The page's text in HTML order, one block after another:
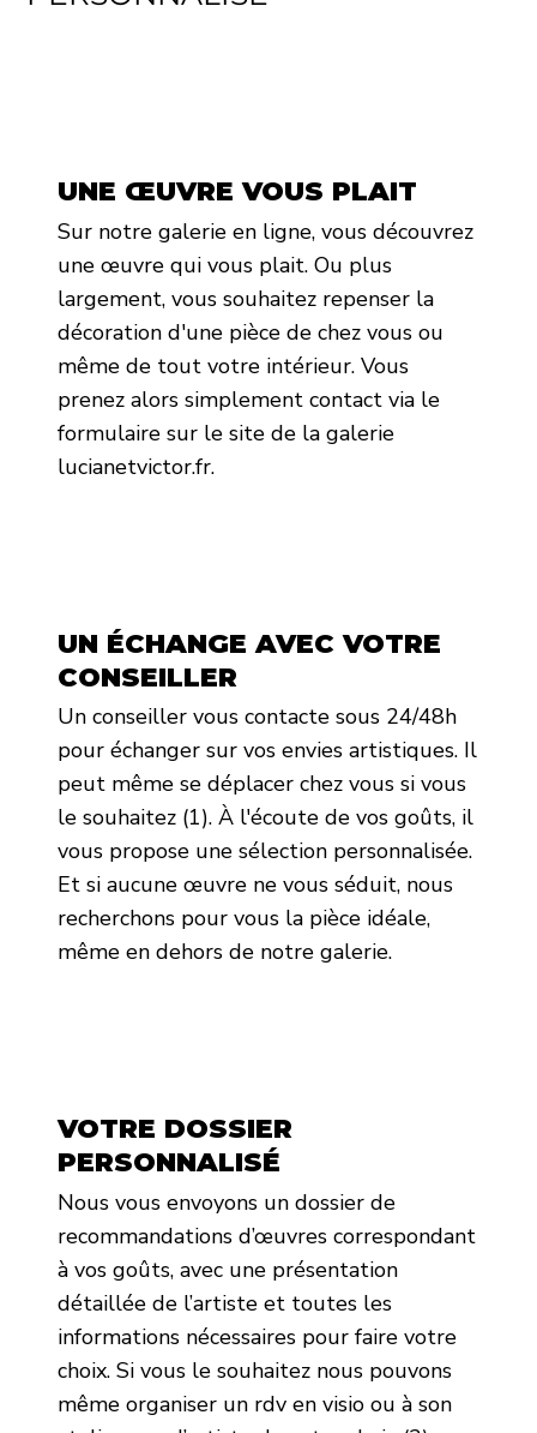
UNE ŒUVRE VOUS PLAIT
Sur notre galerie en ligne, vous découvrez
une œuvre qui vous plait. Ou plus
largement, vous souhaitez repenser la
décoration d'une pièce de chez vous ou
même de tout votre intérieur. Vous
prenez alors simplement contact via le
formulaire sur le site de la galerie
lucianetvictor.fr.
UN ÉCHANGE AVEC VOTRE
CONSEILLER
Un conseiller vous contacte sous 24/48h
pour échanger sur vos envies artistiques. Il
peut même se déplacer chez vous si vous
le souhaitez (1). À l'écoute de vos goûts, il
vous propose une sélection personnalisée.
Et si aucune œuvre ne vous séduit, nous
recherchons pour vous la pièce idéale,
même en dehors de notre galerie.
VOTRE DOSSIER
PERSONNALISÉ
Nous vous envoyons un dossier de
recommandations d’œuvres correspondant
à vos goûts, avec une présentation
détaillée de l’artiste et toutes les
informations nécessaires pour faire votre
choix. Si vous le souhaitez nous pouvons
même organiser un rdv en visio ou à son